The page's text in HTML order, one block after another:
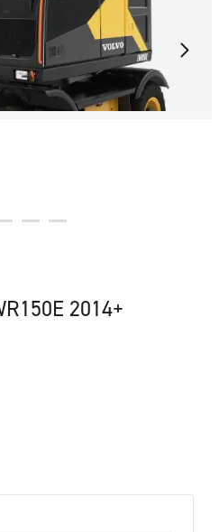
2014+